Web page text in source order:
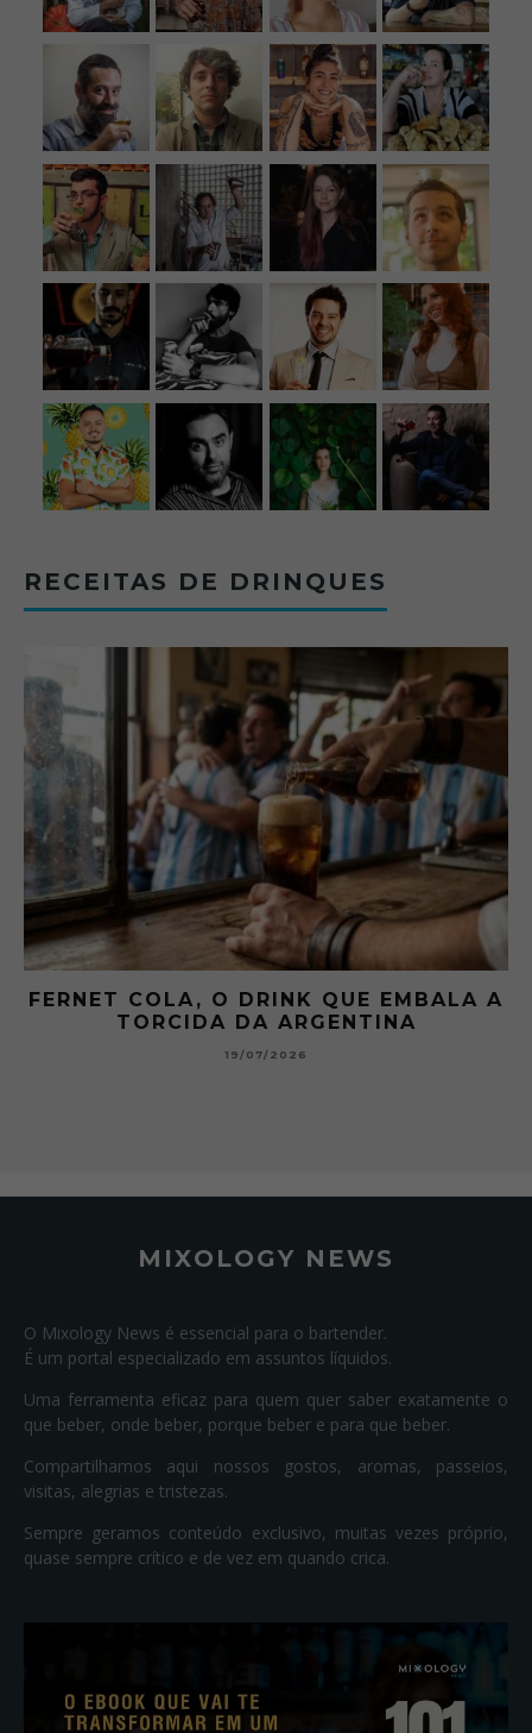
RECEITAS DE DRINQUES
FERNET COLA, O DRINK QUE EMBALA A
TORCIDA DA ARGENTINA
19/07/2026
MIXOLOGY NEWS
O Mixology News é essencial para o bartender.
É um portal especializado em assuntos líquidos.
Uma ferramenta eficaz para quem quer saber exatamente o
que beber, onde beber, porque beber e para que beber.
Compartilhamos aqui nossos gostos, aromas, passeios,
visitas, alegrias e tristezas.
Sempre geramos conteúdo exclusivo, muitas vezes próprio,
quase sempre crítico e de vez em quando crica.